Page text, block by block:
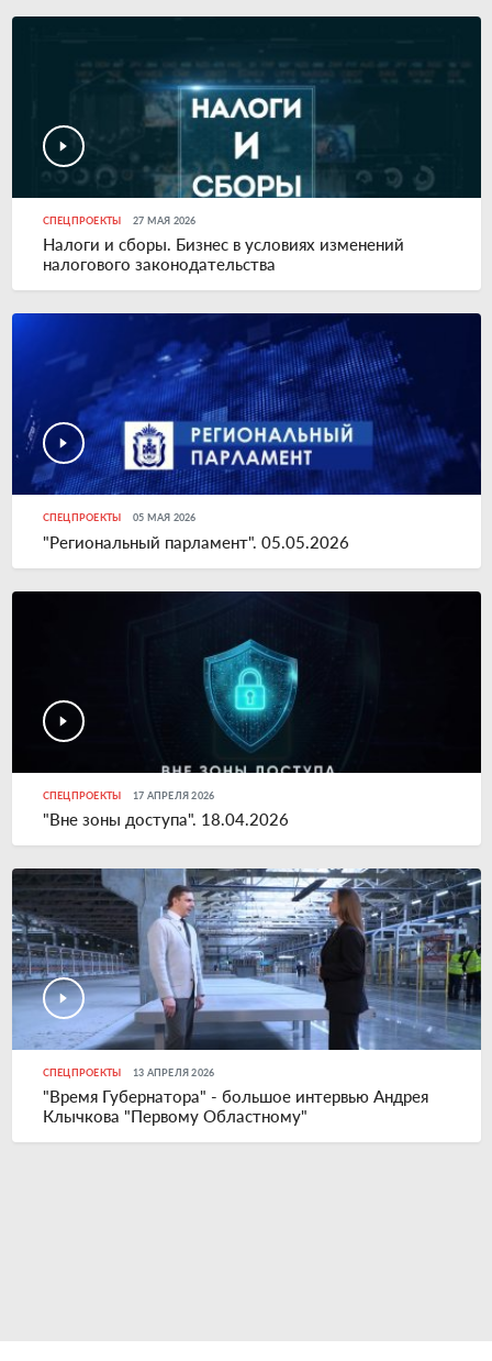
СПЕЦПРОЕКТЫ 27 МАЯ 2026
Налоги и сборы. Бизнес в условиях изменений
налогового законодательства
СПЕЦПРОЕКТЫ 05 МАЯ 2026
"Региональный парламент". 05.05.2026
СПЕЦПРОЕКТЫ 17 АПРЕЛЯ 2026
"Вне зоны доступа". 18.04.2026
СПЕЦПРОЕКТЫ 13 АПРЕЛЯ 2026
"Время Губернатора" - большое интервью Андрея
Клычкова "Первому Областному"